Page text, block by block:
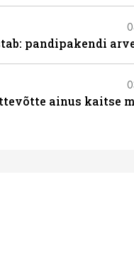
pandipakendi
ainus kaitse